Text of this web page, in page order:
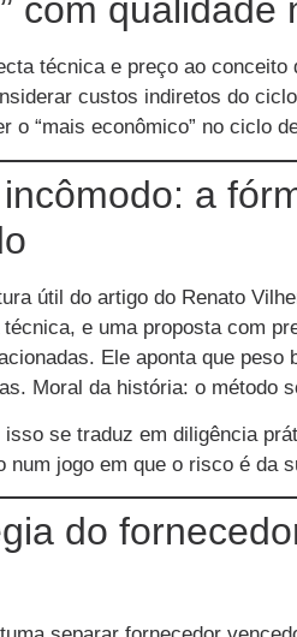
com qualidade
técnica e preço ao
custos indiretos do
o “mais econômico” no ciclo
a
útil do artigo do Renato
e uma proposta com
Ele aponta que
Moral da história: o método
isso se traduz em diligência
num jogo em que o risco é da
do